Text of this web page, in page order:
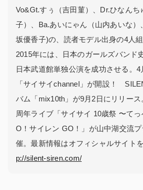
Vo&Gt.すぅ（吉田菫）、Dr.ひなんち
子）、Ba.あいにゃん（山内あいな）
坂優香子)の、読者モデル出身の4人組
2015年には、日本のガールズバンド
日本武道館単独公演を成功させる。4
「サイサイchannel」が開設！
バム「mix10th」が9月2日にリリー
周年ライブ「サイサイ 10歳祭 〜て
O！サイレン GO！」が山中湖交流
催。最新情報はオフィシャルサイト
p://silent-siren.com/